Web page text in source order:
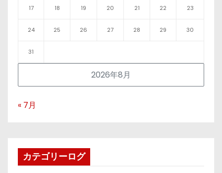
2026年8月
17 18 19 20 21 22 23
24 25 26 27 28 29 30
31
« 7月
カテゴリーログ